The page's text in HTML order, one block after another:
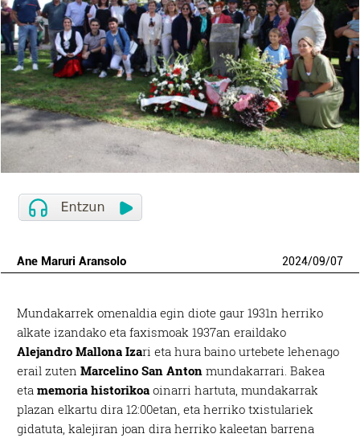
Ane Maruri Aransolo 2024/09/07
Mundakarrek omenaldia egin diote gaur 1931n herriko
alkate izandako eta faxismoak 1937an eraildako
Alejandro Mallona Izari eta hura baino urtebete lehenago
erail zutenMarcelino San Anton mundakarrari. Bakea
etamemoria historikoa oinarri hartuta, mundakarrak
plazan elkartu dira 12:00etan, eta herriko txistulariek
gidatuta, kalejiran joan dira herriko kaleetan barrena